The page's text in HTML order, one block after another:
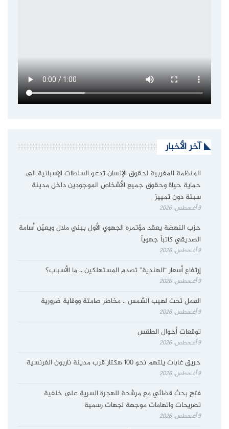
آخر الأخبار
المنظمة المغربية لحقوق الإنسان تدعو السلطات الإسبانية الى
حماية حياة وحقوق جميع الأشخاص الموجودين داخل مدينة
سبتة دون تمييز
9 أغسطس، 2026
حزب النهضة يعقد مؤتمره الجهوي الأول ببني ملال ويعيّن أسامة
الصديقي كاتباً جهوياً
9 أغسطس، 2026
إرتفاع أسعار “الهندية” تصدم المستهلكين .. ما الأسباب؟
9 أغسطس، 2026
العمل تحت لهيب الشمس .. مخاطر صامتة ووقاية ضرورية
9 أغسطس، 2026
توقعات أحوال الطقس
9 أغسطس، 2026
حريق غابات يلتهم نحو 100 هكتار قرب مدينة ناربون الفرنسية
9 أغسطس، 2026
فتح بحث قضائي مع مرشحة للهجرة السرية على خلفية
تصريحات واتهامات موجهة لجهات رسمية
9 أغسطس، 2026